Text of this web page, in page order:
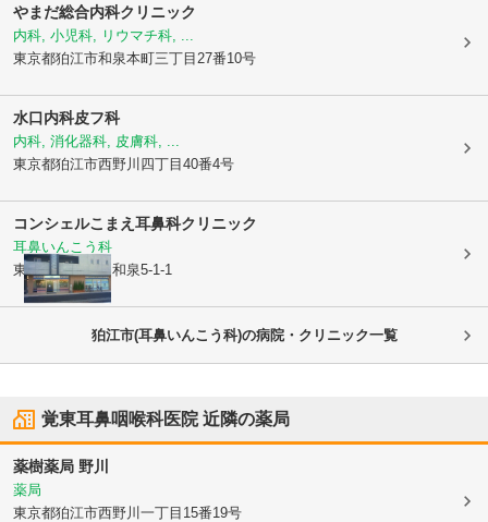
やまだ総合内科クリニック
内科, 小児科, リウマチ科, ...
東京都狛江市和泉本町三丁目27番10号
水口内科皮フ科
内科, 消化器科, 皮膚科, ...
東京都狛江市西野川四丁目40番4号
コンシェルこまえ耳鼻科クリニック
耳鼻いんこう科
東京都狛江市 中和泉5-1-1
狛江市(耳鼻いんこう科)の病院・クリニック一覧
覚東耳鼻咽喉科医院近隣の薬局
薬樹薬局 野川
薬局
東京都狛江市西野川一丁目15番19号